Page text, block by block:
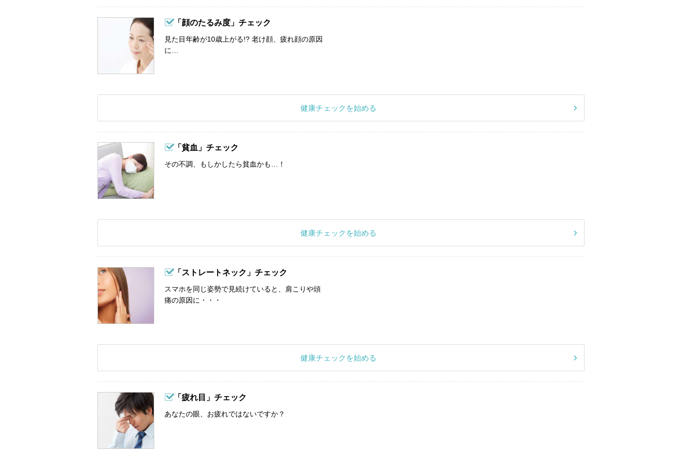
「顔のたるみ度」チェック
見た目年齢が10歳上がる!? 老け顔、疲れ顔の原因
に…
健康チェックを始める
「貧血」チェック
その不調、もしかしたら貧血かも…！
健康チェックを始める
「ストレートネック」チェック
スマホを同じ姿勢で見続けていると、肩こりや頭
痛の原因に・・・
健康チェックを始める
「疲れ目」チェック
あなたの眼、お疲れではないですか？